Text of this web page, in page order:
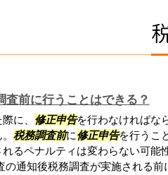
査前に行うことはできる？
に、 修正申告を行わなければな
税務調査前に修正申告を行うこ
るペナルティは変わらない可能
の通知後税務調査が実施される前